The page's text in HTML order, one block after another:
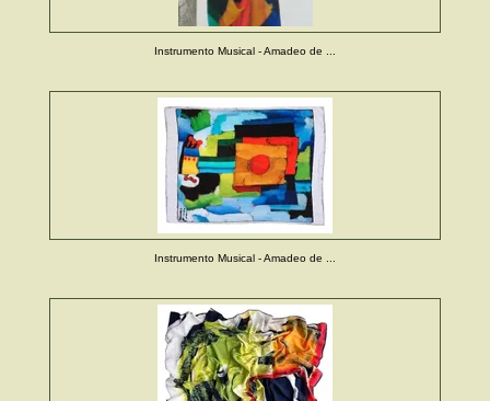
Instrumento Musical - Amadeo de ...
Instrumento Musical - Amadeo de ...